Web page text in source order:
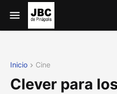
Inicio Cine
Clever para